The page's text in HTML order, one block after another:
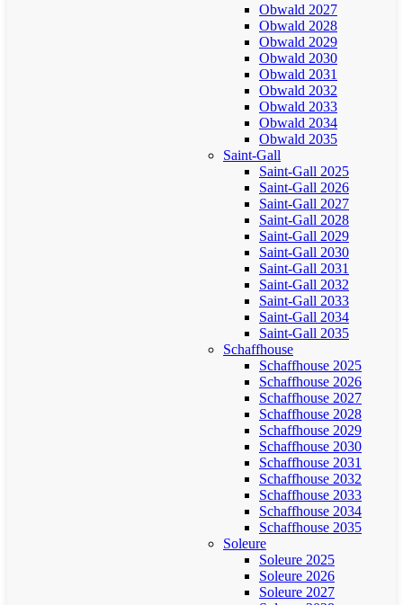
Obwald 2027
Obwald 2028
Obwald 2029
Obwald 2030
Obwald 2031
Obwald 2032
Obwald 2033
Obwald 2034
Obwald 2035
Saint-Gall
Saint-Gall 2025
Saint-Gall 2026
Saint-Gall 2027
Saint-Gall 2028
Saint-Gall 2029
Saint-Gall 2030
Saint-Gall 2031
Saint-Gall 2032
Saint-Gall 2033
Saint-Gall 2034
Saint-Gall 2035
Schaffhouse
Schaffhouse 2025
Schaffhouse 2026
Schaffhouse 2027
Schaffhouse 2028
Schaffhouse 2029
Schaffhouse 2030
Schaffhouse 2031
Schaffhouse 2032
Schaffhouse 2033
Schaffhouse 2034
Schaffhouse 2035
Soleure
Soleure 2025
Soleure 2026
Soleure 2027